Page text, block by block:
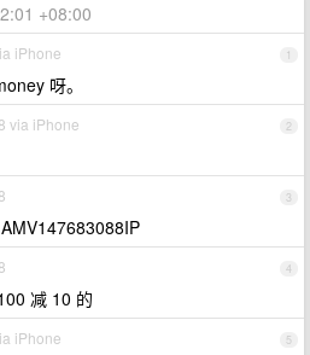
+08:00
1
iPhone
呀。
2
via iPhone
3
4
减 10 的
5
iPhone